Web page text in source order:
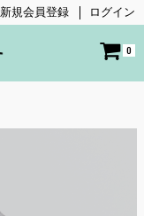
新規会員登録 ログイン
0